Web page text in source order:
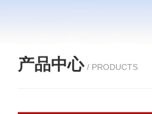
产品中心 / PRODUCTS